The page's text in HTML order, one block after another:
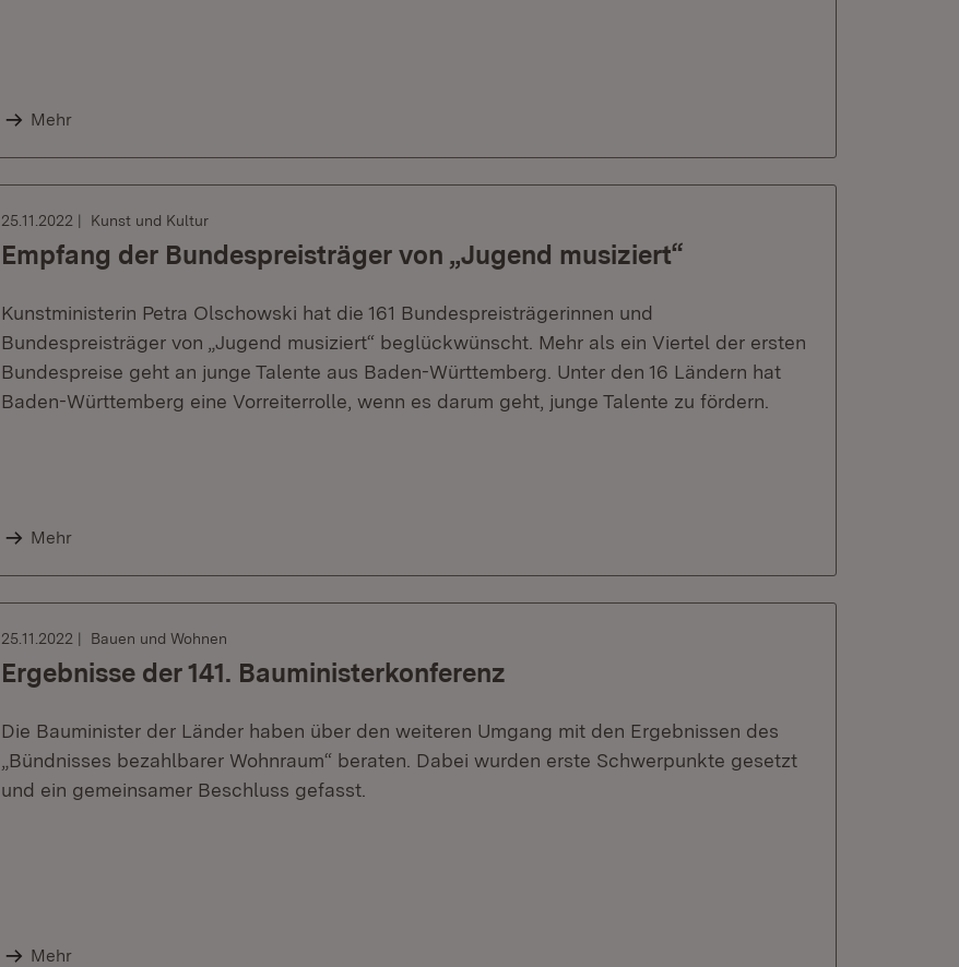
Mehr
25.11.2022 Kunst und Kultur
Empfang der Bundespreisträger von „Jugend musiziert“
Kunstministerin Petra Olschowski hat die 161 Bundespreisträgerinnen und
Bundespreisträger von „Jugend musiziert“ beglückwünscht. Mehr als ein Viertel der ersten
Bundespreise geht an junge Talente aus Baden-Württemberg. Unter den 16 Ländern hat
Baden-Württemberg eine Vorreiterrolle, wenn es darum geht, junge Talente zu fördern.
Mehr
25.11.2022 Bauen und Wohnen
Ergebnisse der 141. Bauministerkonferenz
Die Bauminister der Länder haben über den weiteren Umgang mit den Ergebnissen des
„Bündnisses bezahlbarer Wohnraum“ beraten. Dabei wurden erste Schwerpunkte gesetzt
und ein gemeinsamer Beschluss gefasst.
Mehr